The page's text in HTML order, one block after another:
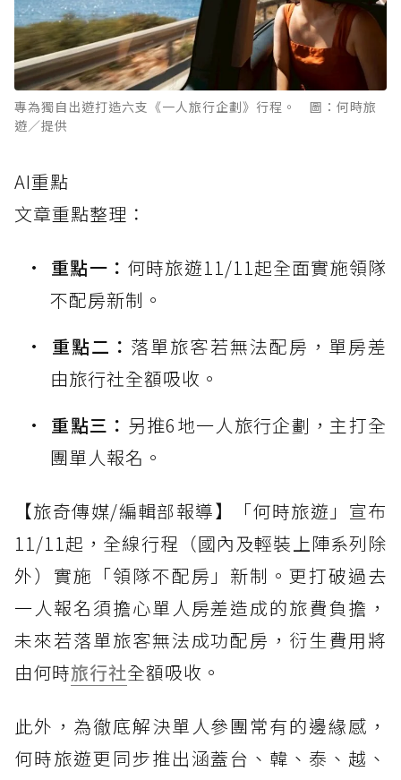
專為獨自出遊打造六支《一人旅行企劃》行程。 圖：何時旅
遊／提供
AI重點
文章重點整理：
重點一： 何時旅遊11/11起全面實施領隊
不配房新制。
重點二： 落單旅客若無法配房，單房差
由旅行社全額吸收。
重點三： 另推6地一人旅行企劃，主打全
團單人報名。
【旅奇傳媒/編輯部報導】「何時旅遊」宣布
11/11起，全線行程（國內及輕裝上陣系列除
外）實施「領隊不配房」新制。更打破過去
一人報名須擔心單人房差造成的旅費負擔，
未來若落單旅客無法成功配房，衍生費用將
由何時旅行社全額吸收。
此外，為徹底解決單人參團常有的邊緣感，
何時旅遊更同步推出涵蓋台、韓、泰、越、